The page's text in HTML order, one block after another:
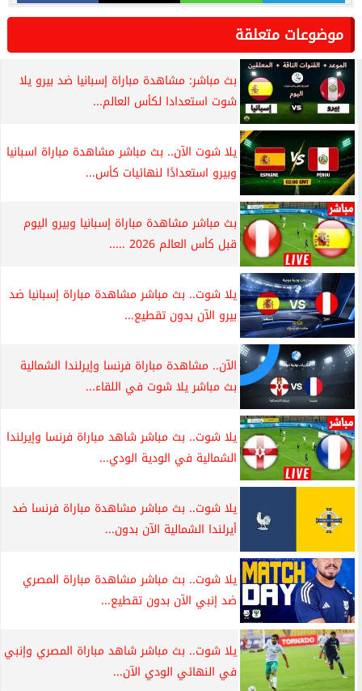
موضوعات متعلقة
بث مباشر: مشاهدة مباراة إسبانيا ضد بيرو يلا
شوت استعدادا لكأس العالم...
يلا شوت الآن.. بث مباشر مشاهدة مباراة اسبانيا
وبيرو استعدادًا لنهائيات كأس...
بث مباشر مشاهدة مباراة إسبانيا وبيرو اليوم
قبل كأس العالم 2026 .....
يلا شوت.. بث مباشر مشاهدة مباراة إسبانيا ضد
بيرو الآن بدون تقطيع...
الآن.. مشاهدة مباراة فرنسا وإيرلندا الشمالية
بث مباشر يلا شوت في اللقاء...
يلا شوت.. بث مباشر شاهد مباراة فرنسا وإيرلندا
الشمالية في الودية الودي...
يلا شوت.. بث مباشر مشاهدة مباراة فرنسا ضد
أيرلندا الشمالية الآن بدون...
يلا شوت.. بث مباشر مشاهدة مباراة المصري
ضد إنبي الآن بدون تقطيع...
يلا شوت.. بث مباشر شاهد مباراة المصري وإنبي
في النهائي الودي الآن...